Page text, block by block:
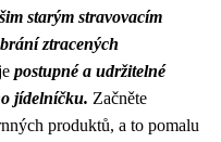
starým stravovacím
ztracených
postupné a udržitelné
jídelníčku. Začněte
produktů, a to pomalu